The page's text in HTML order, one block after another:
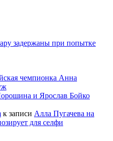
задержаны при попытке
чемпионка Анна
и Ярослав Бойко
к записи Алла Пугачева на
для селфи